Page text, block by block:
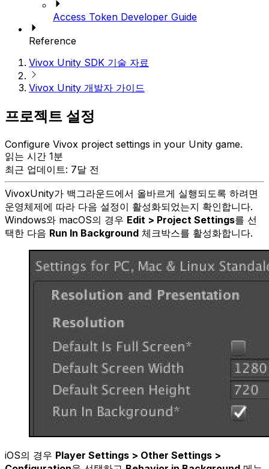
Access Token Developer Guide
Reference
Vivox Unity SDK 기술 자료
Vivox Unity 개발자 가이드
프로젝트 설정
Configure Vivox project settings in your Unity game.
읽는 시간 1분
최근 업데이트: 7달 전
VivoxUnity가 백그라운드에서 올바르게 실행되도록 하려면
운영체제에 따라 다음 설정이 활성화되었는지 확인합니다.
Windows와 macOS의 경우 Edit > Project Settings를 선
택한 다음 Run In Background 체크박스를 활성화합니다.
iOS의 경우 Player Settings > Other Settings >